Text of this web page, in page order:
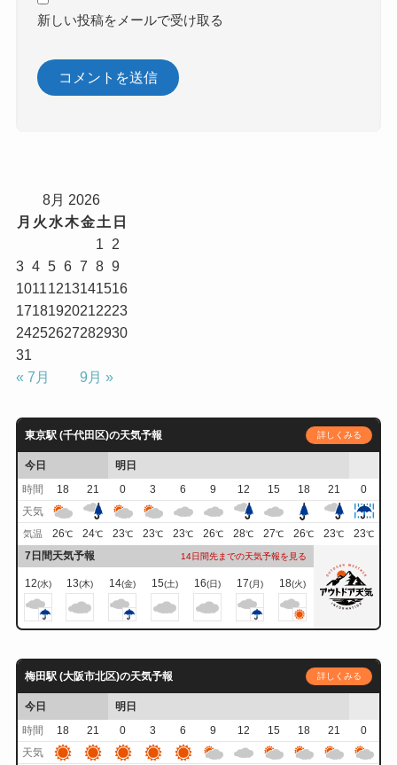
新しい投稿をメールで受け取る
8月 2026
月 火 水木金土 日
1
2
3 4 5 6 7 8 9
10111213141516
17181920212223
24252627282930
31
« 7月
9月 »
東京駅 (千代田区)の天気予報 詳しくみる
今日
明日
時間
18 21 0 3 6 9 12 15 18 21
0
天気
気温 26℃ 24℃ 23℃ 23℃ 23℃ 26℃ 28℃ 27℃ 26℃ 23℃ 23℃
7日間天気予報 14日間先までの天気予報を見る
12(水) 13(木) 14(金) 15(土) 16(日) 17(月) 18(火)
梅田駅 (大阪市北区)の天気予報 詳しくみる
今日
明日
時間
18 21 0 3 6 9 12 15 18 21
0
天気